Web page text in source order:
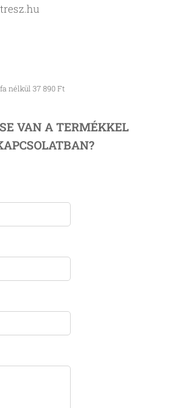
nélkül 37 890 Ft
VAN A TERMÉKKEL